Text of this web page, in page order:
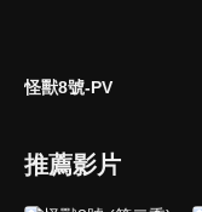
怪獸8號-PV
推薦影片